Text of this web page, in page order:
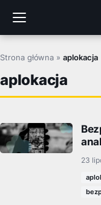
treści
Strona główna »aplokacja
aplokacja
23